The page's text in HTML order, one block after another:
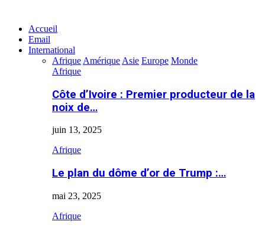
Accueil
Email
International
Afrique Amérique Asie Europe Monde
Afrique
Côte d’Ivoire : Premier producteur de la
noix de…
juin 13, 2025
Afrique
Le plan du dôme d’or de Trump :…
mai 23, 2025
Afrique